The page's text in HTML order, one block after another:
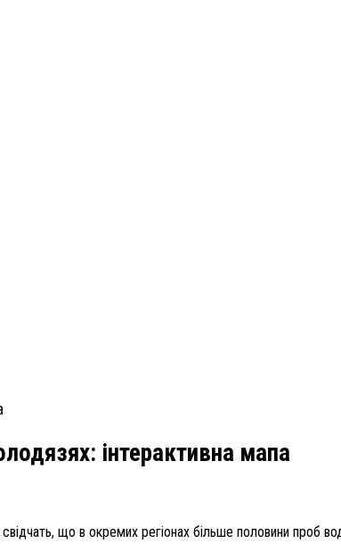
інтерактивна мапа
що в окремих регіонах більше половини проб